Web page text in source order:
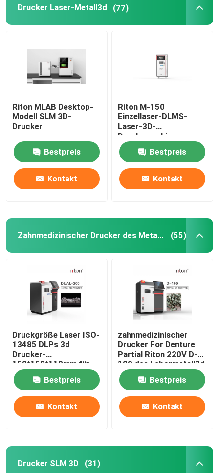
Laser-Sinternmaschine
Titan-Drucker 3d
Maschine zum Biegen von Draht DMIS-V1
Maschine zum Biegen von Draht DMIS-V1
Maschine zum Biegen von Draht DMIS-V1
Drucker Laser-Metall3d (77)
Riton MLAB Desktop-
Modell SLM 3D-
Drucker
Bestpreis
Kontakt
Riton M-150
Einzellaser-DLMS-
Laser-3D-
Druckmaschine
Bestpreis
Kontakt
Zahnmedizinischer Drucker des Metall3d (55)
Druckgröße Laser ISO-
13485 DLPs 3d
Drucker-
150*150*110mm für
Zahnimplantat-Modelle
Bestpreis
Kontakt
zahnmedizinischer
Drucker For Denture
Partial Riton 220V D-
100 des Labormetall3d
Bestpreis
Kontakt
Drucker SLM 3D (31)